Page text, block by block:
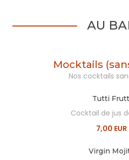
AU
Mocktails
Nos cocktails
Tutti
Cocktail de jus
7,00 EUR
Virgin